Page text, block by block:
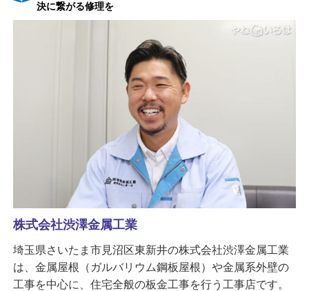
決に繋がる修理を
株式会社渋澤金属工業
埼玉県さいたま市見沼区東新井の株式会社渋澤金属工業
は、金属屋根（ガルバリウム鋼板屋根）や金属系外壁の
工事を中心に、住宅全般の板金工事を行う工事店です。